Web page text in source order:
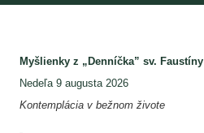
Myšlienky z „Denníčka” sv. Faustíny
Nedeľa 9 augusta 2026
Kontemplácia v bežnom živote